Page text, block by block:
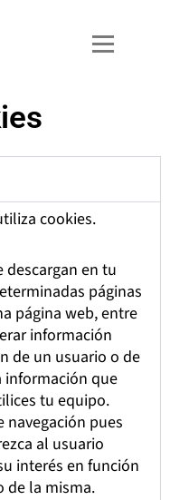
cookies.
descargan en tu
páginas
página web, entre
información
de un usuario o de
información que
tu equipo.
navegación pues
al usuario
interés en función
de la misma.